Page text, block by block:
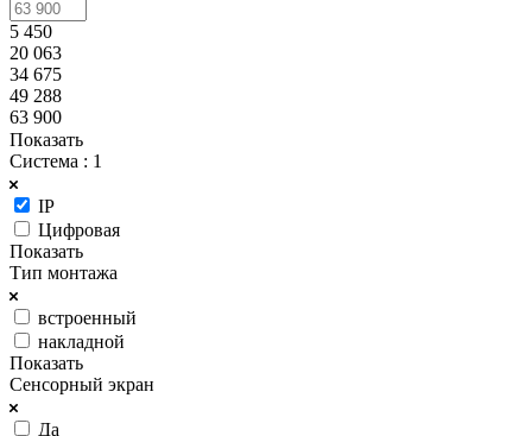
5 450
20 063
34 675
49 288
63 900
Показать
Система : 1
IP
Цифровая
Показать
Тип монтажа
встроенный
накладной
Показать
Сенсорный экран
Да